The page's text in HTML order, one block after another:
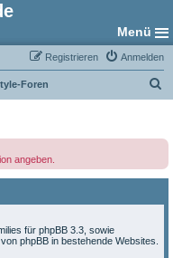
Menü
Anmelden
Registrieren
Foren
e
angeben.
für phpBB 3.3, sowie
phpBB in bestehende Websites.